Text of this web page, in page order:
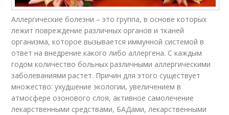
Аллергические болезни – это группа, в основе которых
лежит повреждение различных органов и тканей
организма, которое вызывается иммунной системой в
ответ на внедрение какого либо аллергена. С каждым
годом количество больных различными аллергическими
заболеваниями растет. Причин для этого существует
множество: ухудшение экологии, увеличением в
атмосфере озонового слоя, активное самолечение
лекарственными средствами, БАДами, лекарственными